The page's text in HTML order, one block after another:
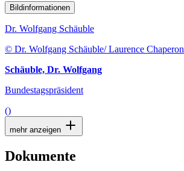
Bildinformationen
Dr. Wolfgang Schäuble
© Dr. Wolfgang Schäuble/ Laurence Chaperon
Schäuble, Dr. Wolfgang
Bundestagspräsident
()
mehr anzeigen
Dokumente